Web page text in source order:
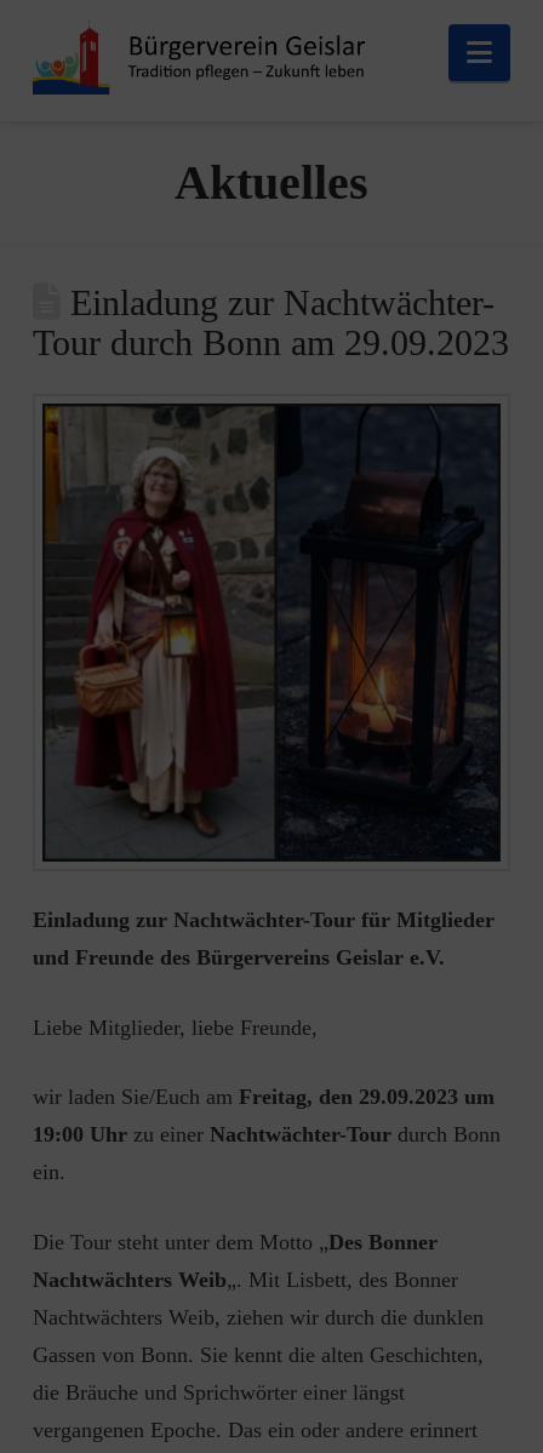
Aktuelles
Einladung zur Nachtwächter-
Tour durch Bonn am 29.09.2023
Einladung zur Nachtwächter-Tour für Mitglieder
und Freunde des Bürgervereins Geislar e.V.
Liebe Mitglieder, liebe Freunde,
wir laden Sie/Euch am Freitag, den 29.09.2023 um
19:00 Uhrzu einerNachtwächter-Tourdurch Bonn
ein.
Die Tour steht unter dem Motto „Des Bonner
Nachtwächters Weib„. Mit Lisbett, des Bonner
Nachtwächters Weib, ziehen wir durch die dunklen
Gassen von Bonn. Sie kennt die alten Geschichten,
die Bräuche und Sprichwörter einer längst
vergangenen Epoche. Das ein oder andere erinnert